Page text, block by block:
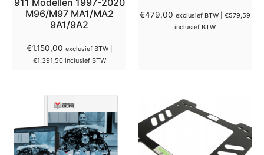
911 Modellen 1997-2020
M96/M97 MA1/MA2
9A1/9A2
€1.150,00 exclusief BTW |
€1.391,50inclusief BTW
€479,00 exclusief BTW | €579,59
inclusief BTW